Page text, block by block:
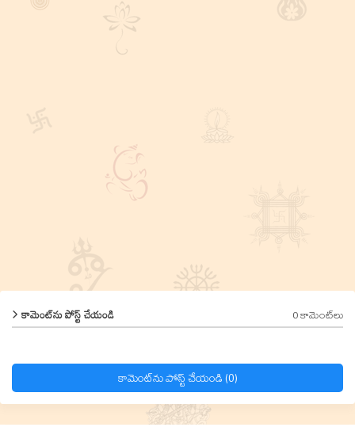
కామెంట్‌ను పోస్ట్ చేయండి 0 కామెంట్‌లు
కామెంట్‌ను పోస్ట్ చేయండి (0)